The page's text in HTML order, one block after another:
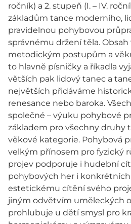
ročník) a 2. stupeň (I. – IV.
základům tance moderního,
pravidelnou pohybovou
správnému držení těla.
metodickým postupům a
to hlavně písničky a říkadla
větších pak lidový tanec a
největších přidáváme
renesance nebo baroka.
společné – výuku pohybové
základem pro všechny druhy
věkové kategorie. Pohybová
velkým přínosem pro fyzický
projev podporuje i hudební
pohybových her i
estetickému cítění svého
jiným odvětvím uměleckých
prohlubuje u dětí smysl pro